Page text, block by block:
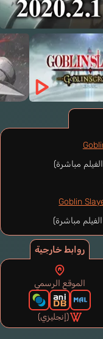
مباشرة)
Goblin
مباشرة)
روابط خارجية
الموقع الرسمي
(إنجليزي)